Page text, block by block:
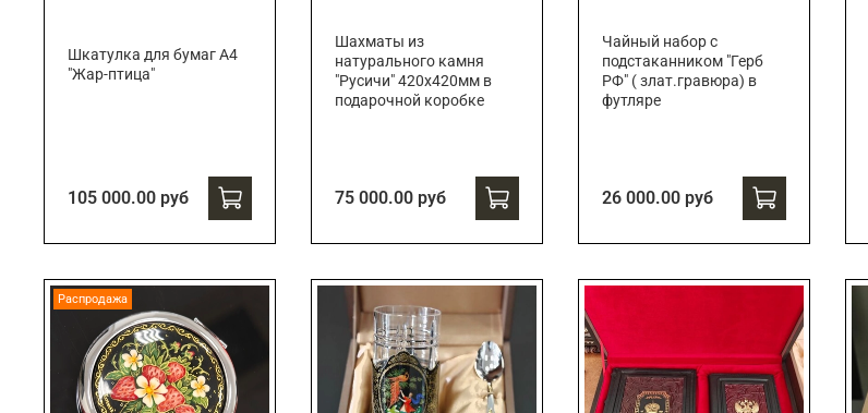
Шкатулка для бумаг А4
"Жар-птица"
105 000.00 руб
Шахматы из
натурального камня
"Русичи" 420х420мм в
подарочной коробке
75 000.00 руб
Чайный набор с
подстаканником "Герб
РФ" ( злат.гравюра) в
футляре
26 000.00 руб
Распродажа